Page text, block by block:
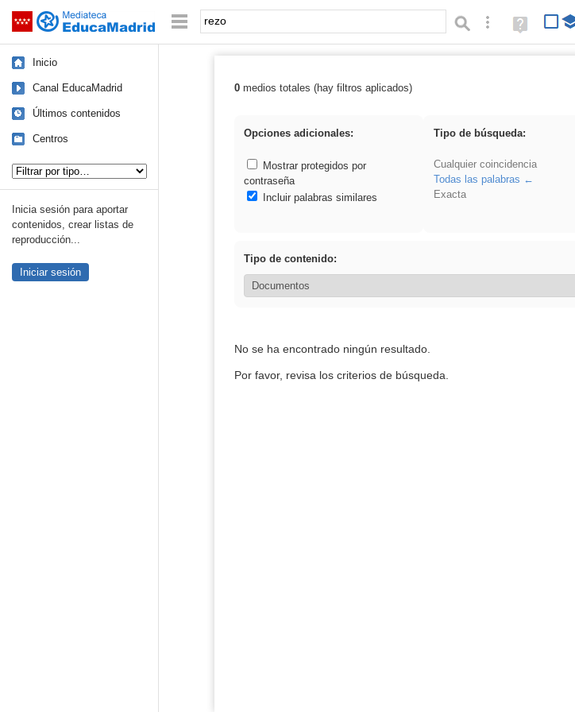
Saltar navegación Palabra o frase: Búsqueda avanzada
Ayuda
(en
Inicio
Canal EducaMadrid
Últimos contenidos
Centros
Inicia sesión para aportar
contenidos, crear listas de
reproducción...
Iniciar sesión
Resultados de: rezo
0medios totales (hay filtros aplicados)
Opciones adicionales:
Mostrar protegidos por
contraseña
Incluir palabras similares
Tipo de búsqueda:
Cualquier coincidencia
Todas las palabras
Exacta
Tipo de contenido:
No se ha encontrado ningún resultado.
Por favor, revisa los criterios de búsqueda.